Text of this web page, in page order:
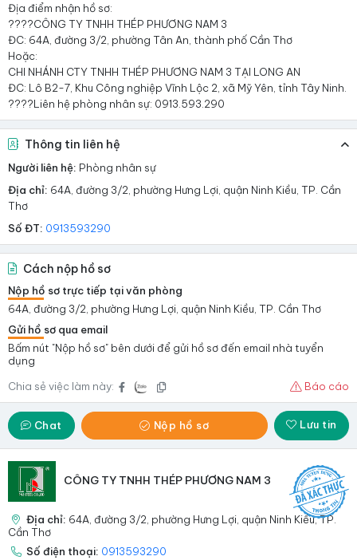
Địa điểm nhận hồ sơ:
????CÔNG TY TNHH THÉP PHƯƠNG NAM 3
ĐC: 64A, đường 3/2, phường Tân An, thành phố Cần Thơ
Hoặc:
CHI NHÁNH CTY TNHH THÉP PHƯƠNG NAM 3 TẠI LONG AN
ĐC: Lô B2-7, Khu Công nghiệp Vĩnh Lộc 2, xã Mỹ Yên, tỉnh Tây Ninh.
????Liên hệ phòng nhân sự: 0913.593.290
Thông tin liên hệ
Người liên hệ: Phòng nhân sự
Địa chỉ: 64A, đường 3/2, phường Hưng Lợi, quận Ninh Kiều, TP. Cần
Thơ
Số ĐT: 0913593290
Cách nộp hồ sơ
Nộp hồ sơ trực tiếp tại văn phòng
64A, đường 3/2, phường Hưng Lợi, quận Ninh Kiều, TP. Cần Thơ
Gửi hồ sơ qua email
Bấm nút "Nộp hồ sơ" bên dưới để gửi hồ sơ đến email nhà tuyển
dụng
Chia sẻ việc làm này:
Báo cáo
Chat Nộp hồ sơ Lưu tin
CÔNG TY TNHH THÉP PHƯƠNG NAM 3
Địa chỉ: 64A, đường 3/2, phường Hưng Lợi, quận Ninh Kiều, TP.
Cần Thơ
Số điện thoại: 0913593290